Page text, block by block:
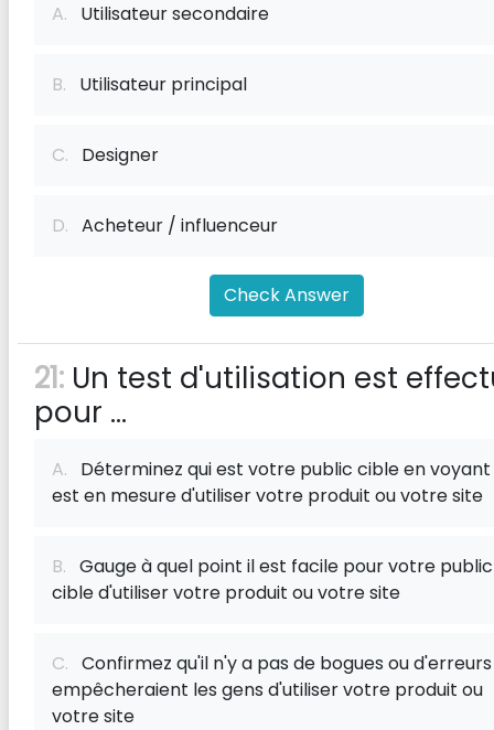
A. Utilisateur secondaire
B. Utilisateur principal
C. Designer
D. Acheteur / influenceur
Check Answer
21: Un test d'utilisation est
pour ...
A. Déterminez qui est votre public cible en voyant
est en mesure d'utiliser votre produit ou votre site
B. Gauge à quel point il est facile pour votre public
cible d'utiliser votre produit ou votre site
C. Confirmez qu'il n'y a pas de bogues ou
empêcheraient les gens d'utiliser votre produit ou
votre site